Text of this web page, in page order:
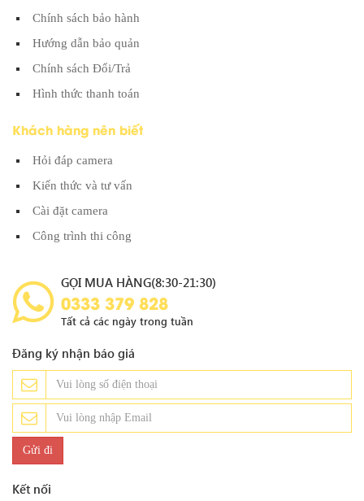
Chính sách bảo hành
Hướng dẫn bảo quản
Chính sách Đổi/Trả
Hình thức thanh toán
Khách hàng nên biết
Hỏi đáp camera
Kiến thức và tư vấn
Cài đặt camera
Công trình thi công
GỌI MUA HÀNG(8:30-21:30)
0333 379 828
Tất cả các ngày trong tuần
Đăng ký nhận báo giá
Kết nối